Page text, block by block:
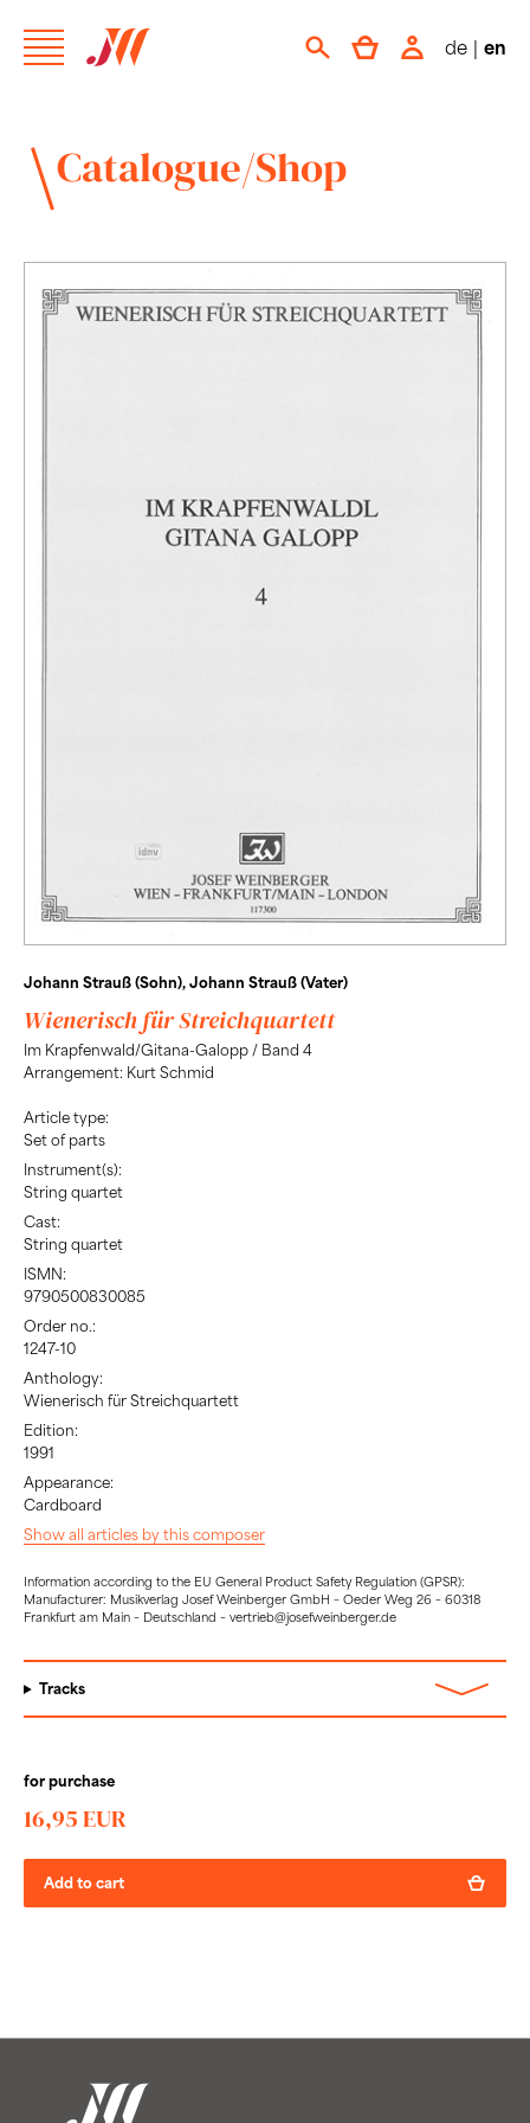
de | en
Catalogue/Shop
Johann Strauß (Sohn), Johann Strauß (Vater)
Wienerisch für Streichquartett
Im Krapfenwald/Gitana-Galopp / Band 4
Arrangement: Kurt Schmid
Article type:
Set of parts
Instrument(s):
String quartet
Cast:
String quartet
ISMN:
9790500830085
Order no.:
1247-10
Anthology:
Wienerisch für Streichquartett
Edition:
1991
Appearance:
Cardboard
Show all articles by this composer
Information according to the EU General Product Safety Regulation (GPSR):
Manufacturer: Musikverlag Josef Weinberger GmbH – Oeder Weg 26 – 60318
Frankfurt am Main – Deutschland – vertrieb@josefweinberger.de
Tracks
for purchase
16,95 EUR
Add to cart